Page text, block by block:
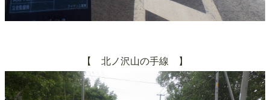
【 北ノ沢山の手線 】